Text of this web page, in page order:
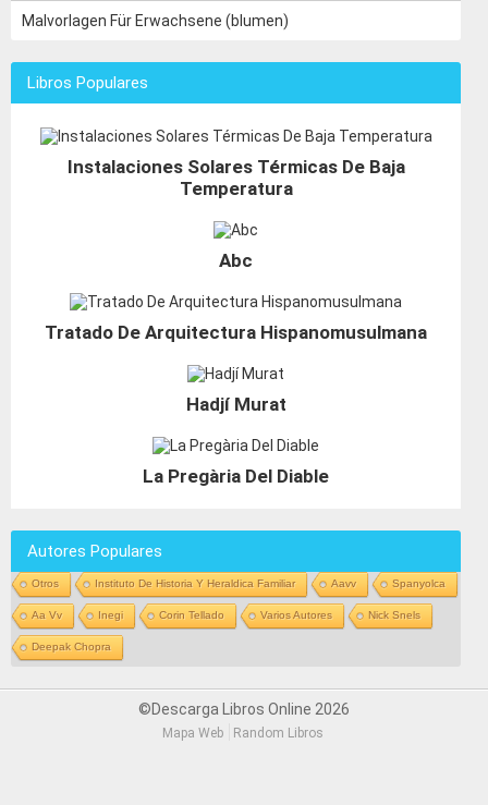
Malvorlagen Für Erwachsene (blumen)
Libros Populares
Instalaciones Solares Térmicas De Baja
Temperatura
Abc
Tratado De Arquitectura Hispanomusulmana
Hadjí Murat
La Pregària Del Diable
Autores Populares
Otros Instituto De Historia Y Heraldica Familiar Aavv Spanyolca
Aa Vv Inegi Corin Tellado Varios Autores Nick Snels
Deepak Chopra
©Descarga Libros Online 2026
Mapa Web Random Libros